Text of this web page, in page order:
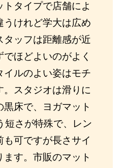
トタイプで店舗によ
うけれど学大は広め
タッフは距離感が近
ほどよいのがよく
イルのよい姿はモチ
。スタジオは滑りに
黒床で、ヨガマット
短さが特殊で、レン
も可ですが長さサイ
ます。市販のマット